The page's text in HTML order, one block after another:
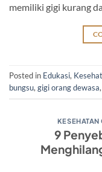
memiliki gigi kurang
Posted in Edukasi,
bungsu, gigi orang dewasa,
9